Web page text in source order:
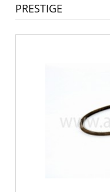
PRESTIGE